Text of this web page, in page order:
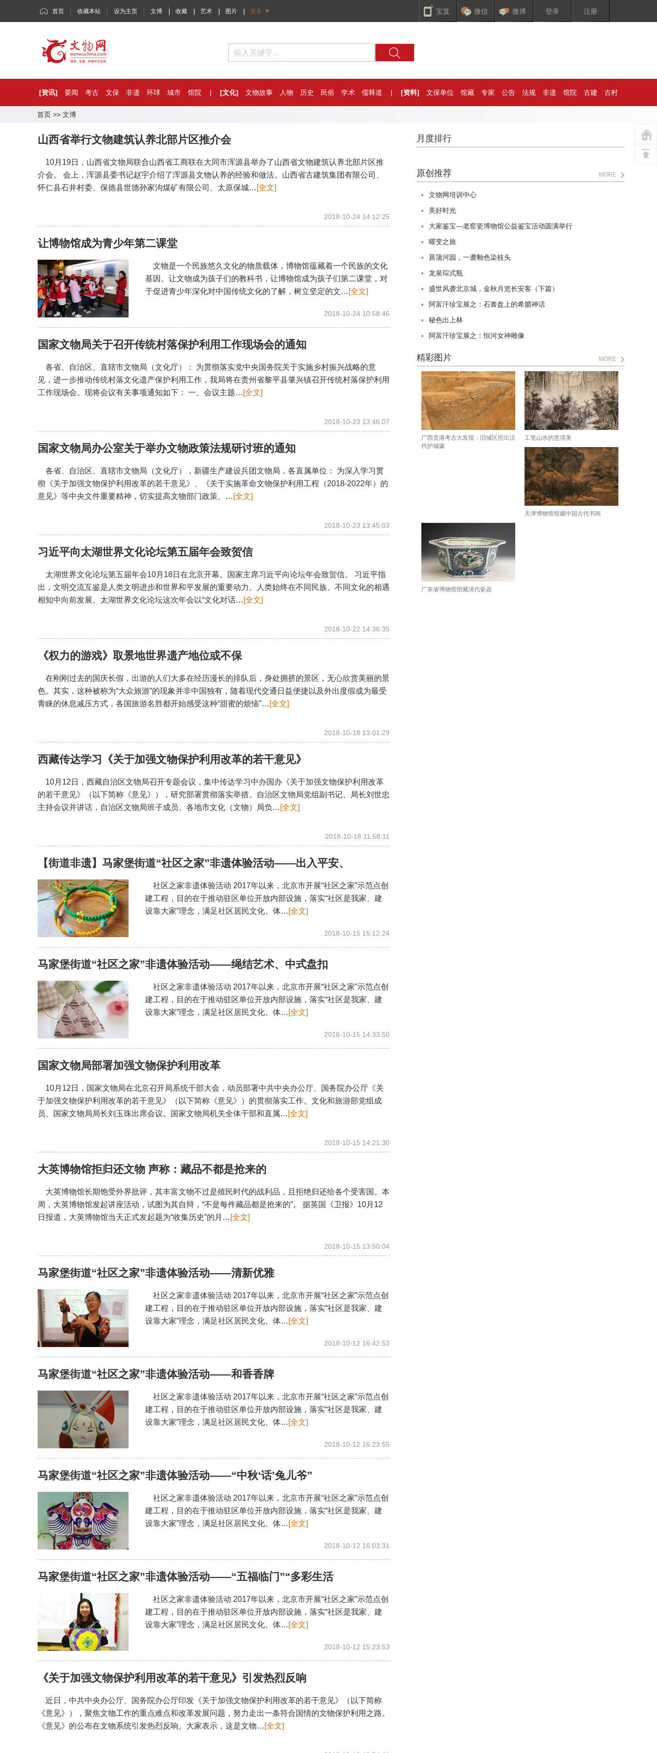
首页 收藏本站 设为主页 文博 | 收藏 | 艺术 | 图片 | 更多 宝笈 微信 微博 登录 注册
[资讯] 要闻 考古 文保 非遗 环球 城市 馆院 | [文化] 文物故事 人物 历史 民俗 学术 儒释道 | [资料] 文保单位 馆藏 专家 公告 法规 非遗 馆院 古建 古村
首页 >> 文博
山西省举行文物建筑认养北部片区推介会
10月19日，山西省文物局联合山西省工商联在大同市浑源县举办了山西省文物建筑认养北部片区推
介会。 会上，浑源县委书记赵宇介绍了浑源县文物认养的经验和做法。山西省古建筑集团有限公司、
怀仁县石井村委、保德县世德孙家沟煤矿有限公司、太原保城… [全文]
2018-10-24 14:12:25
让博物馆成为青少年第二课堂
文物是一个民族悠久文化的物质载体，博物馆蕴藏着一个民族的文化
基因。让文物成为孩子们的教科书，让博物馆成为孩子们第二课堂，对
于促进青少年深化对中国传统文化的了解，树立坚定的文… [全文]
2018-10-24 10:58:46
国家文物局关于召开传统村落保护利用工作现场会的通知
各省、自治区、直辖市文物局（文化厅）： 为贯彻落实党中央国务院关于实施乡村振兴战略的意
见，进一步推动传统村落文化遗产保护利用工作，我局将在贵州省黎平县肇兴镇召开传统村落保护利用
工作现场会。现将会议有关事项通知如下： 一、会议主题… [全文]
2018-10-23 13:46:07
国家文物局办公室关于举办文物政策法规研讨班的通知
各省、自治区、直辖市文物局（文化厅），新疆生产建设兵团文物局，各直属单位： 为深入学习贯
彻《关于加强文物保护利用改革的若干意见》、《关于实施革命文物保护利用工程（2018-2022年）的
意见》等中央文件重要精神，切实提高文物部门政策、… [全文]
2018-10-23 13:45:03
习近平向太湖世界文化论坛第五届年会致贺信
太湖世界文化论坛第五届年会10月18日在北京开幕。国家主席习近平向论坛年会致贺信。 习近平指
出，文明交流互鉴是人类文明进步和世界和平发展的重要动力。人类始终在不同民族、不同文化的相遇
相知中向前发展。太湖世界文化论坛这次年会以“文化对话… [全文]
2018-10-22 14:36:35
《权力的游戏》取景地世界遗产地位或不保
在刚刚过去的国庆长假，出游的人们大多在经历漫长的排队后，身处拥挤的景区，无心欣赏美丽的景
色。其实，这种被称为“大众旅游”的现象并非中国独有，随着现代交通日益便捷以及外出度假成为最受
青睐的休息减压方式，各国旅游名胜都开始感受这种“甜蜜的烦恼”… [全文]
2018-10-18 13:01:29
西藏传达学习《关于加强文物保护利用改革的若干意见》
10月12日，西藏自治区文物局召开专题会议，集中传达学习中办国办《关于加强文物保护利用改革
的若干意见》（以下简称《意见》），研究部署贯彻落实举措。自治区文物局党组副书记、局长刘世忠
主持会议并讲话，自治区文物局班子成员、各地市文化（文物）局负… [全文]
2018-10-18 11:58:11
【街道非遗】马家堡街道“社区之家”非遗体验活动——出入平安、
社区之家非遗体验活动 2017年以来，北京市开展“社区之家”示范点创
建工程，目的在于推动驻区单位开放内部设施，落实“社区是我家、建
设靠大家”理念，满足社区居民文化、体… [全文]
2018-10-15 15:12:24
马家堡街道“社区之家”非遗体验活动——绳结艺术、中式盘扣
社区之家非遗体验活动 2017年以来，北京市开展“社区之家”示范点创
建工程，目的在于推动驻区单位开放内部设施，落实“社区是我家、建
设靠大家”理念，满足社区居民文化、体… [全文]
2018-10-15 14:33:50
国家文物局部署加强文物保护利用改革
10月12日，国家文物局在北京召开局系统干部大会，动员部署中共中央办公厅、国务院办公厅《关
于加强文物保护利用改革的若干意见》（以下简称《意见》）的贯彻落实工作。文化和旅游部党组成
员、国家文物局局长刘玉珠出席会议。国家文物局机关全体干部和直属… [全文]
2018-10-15 14:21:30
大英博物馆拒归还文物 声称：藏品不都是抢来的
大英博物馆长期饱受外界批评，其丰富文物不过是殖民时代的战利品，且拒绝归还给各个受害国。本
周，大英博物馆发起讲座活动，试图为其自辩，“不是每件藏品都是抢来的”。 据英国《卫报》10月12
日报道，大英博物馆当天正式发起题为“收集历史”的月… [全文]
2018-10-15 13:50:04
马家堡街道“社区之家”非遗体验活动——清新优雅
社区之家非遗体验活动 2017年以来，北京市开展“社区之家”示范点创
建工程，目的在于推动驻区单位开放内部设施，落实“社区是我家、建
设靠大家”理念，满足社区居民文化、体… [全文]
2018-10-12 16:42:53
马家堡街道“社区之家”非遗体验活动——和香香牌
社区之家非遗体验活动 2017年以来，北京市开展“社区之家”示范点创
建工程，目的在于推动驻区单位开放内部设施，落实“社区是我家、建
设靠大家”理念，满足社区居民文化、体… [全文]
2018-10-12 16:23:55
马家堡街道“社区之家”非遗体验活动——“中秋‘话’兔儿爷”
社区之家非遗体验活动 2017年以来，北京市开展“社区之家”示范点创
建工程，目的在于推动驻区单位开放内部设施，落实“社区是我家、建
设靠大家”理念，满足社区居民文化、体… [全文]
2018-10-12 16:03:31
马家堡街道“社区之家”非遗体验活动——“五福临门”“多彩生活
社区之家非遗体验活动 2017年以来，北京市开展“社区之家”示范点创
建工程，目的在于推动驻区单位开放内部设施，落实“社区是我家、建
设靠大家”理念，满足社区居民文化、体… [全文]
2018-10-12 15:23:53
《关于加强文物保护利用改革的若干意见》引发热烈反响
近日，中共中央办公厅、国务院办公厅印发《关于加强文物保护利用改革的若干意见》（以下简称
《意见》），聚焦文物工作的重点难点和改革发展问题，努力走出一条符合国情的文物保护利用之路。
《意见》的公布在文物系统引发热烈反响。大家表示，这是文物… [全文]
月度排行
原创推荐 MORE
文物网培训中心
美好时光
大家鉴宝—老窑瓷博物馆公益鉴宝活动圆满举行
曜变之旅
菖蒲河园，一袭釉色染枝头
龙泉琮式瓶
盛世风袭北京城，金秋月览长安客（下篇）
阿富汗珍宝展之：石膏盘上的希腊神话
秘色出上林
阿富汗珍宝展之：恒河女神雕像
精彩图片 MORE
广西贵港考古大发现：旧城区挖出汉
代护城壕
工笔山水的意境美
天津博物馆馆藏中国古代书画
广东省博物馆馆藏清代瓷器